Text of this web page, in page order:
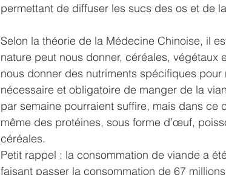
permettant de diffuser les sucs des os et de
Selon la théorie de la Médecine Chinoise, il
nature peut nous donner, céréales,
nous donner des nutriments spécifiques pour
nécessaire et obligatoire de manger de la
par semaine pourraient suffire, mais dans
même des protéines, sous forme d’œuf,
céréales.
Petit rappel : la consommation de viande a
faisant passer la consommation de 67